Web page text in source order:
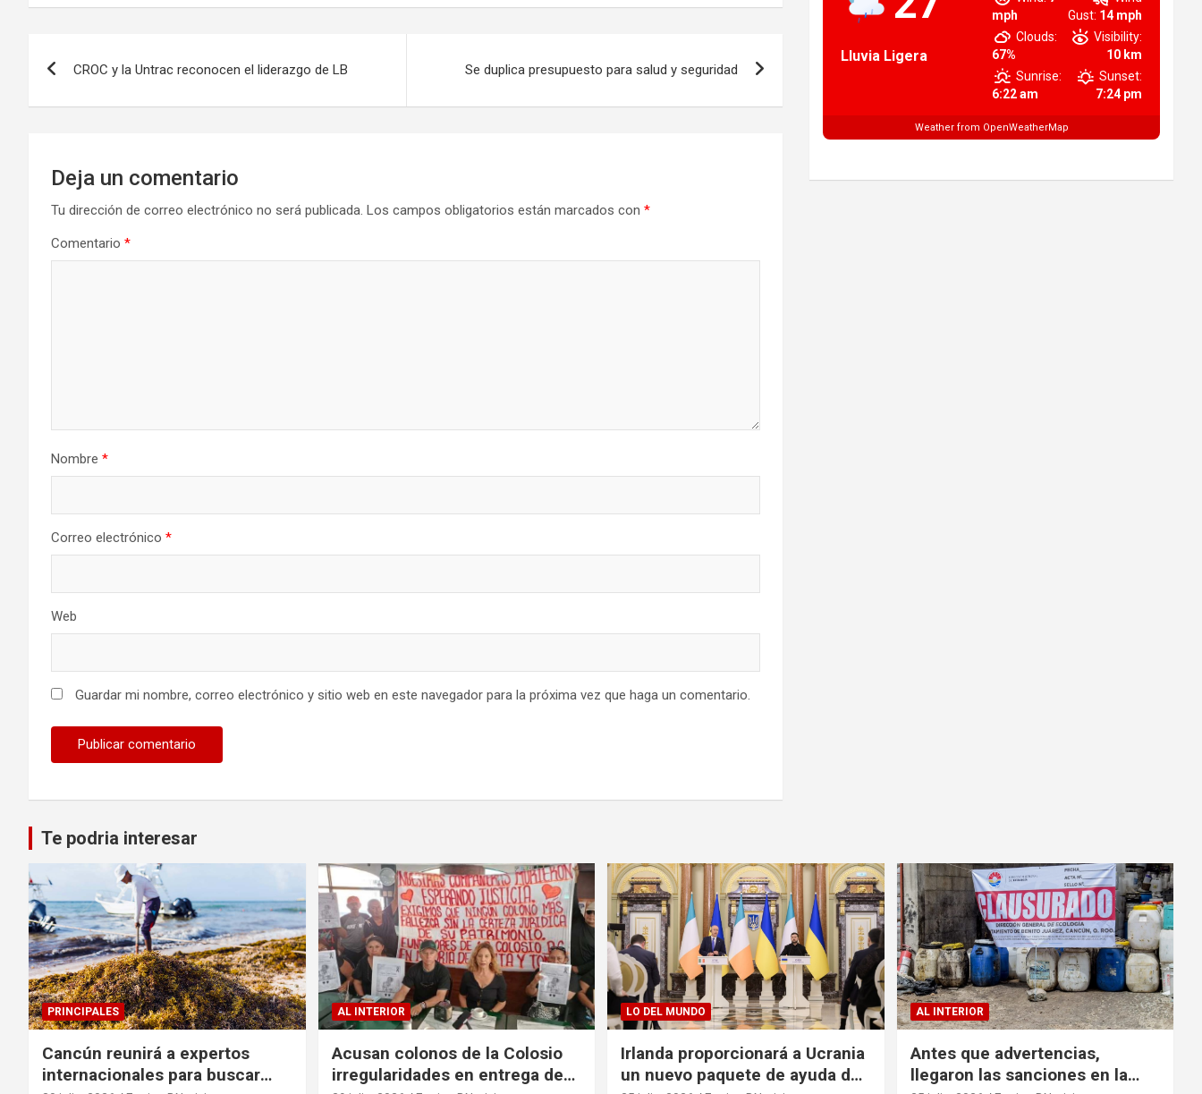
CROC y la Untrac reconocen el liderazgo de LB Se duplica presupuesto para salud y seguridad
Deja un comentario
Tu dirección de correo electrónico no será publicada. Los campos obligatorios están marcados con *
Comentario *
Nombre *
Correo electrónico *
Web
Guardar mi nombre, correo electrónico y sitio web en este navegador para la próxima vez que haga un comentario.
Lluvia Ligera
mph
Gust: 14 mph
Clouds:
67%
Visibility:
10 km
Sunrise:
6:22 am
Sunset:
7:24 pm
Weather from OpenWeatherMap
Te podria interesar
PRINCIPALES
Cancún reunirá a expertos
internacionales para buscar
AL INTERIOR
Acusan colonos de la Colosio
irregularidades en entrega de
LO DEL MUNDO
Irlanda proporcionará a Ucrania
un nuevo paquete de ayuda de
AL INTERIOR
Antes que advertencias,
llegaron las sanciones en la